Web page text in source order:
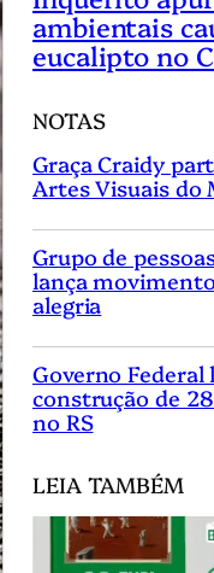
ambientais
eucalipto no
NOTAS
Graça Craidy
Artes Visuais do
Grupo de
lança
alegria
Governo Federal
construção de
no RS
LEIA TAMBÉM